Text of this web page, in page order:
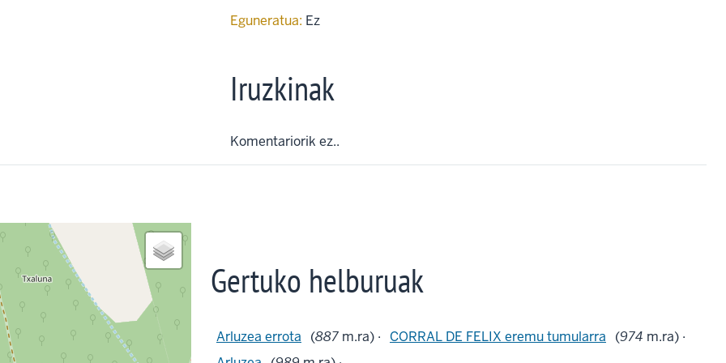
Eguneratua: Ez
Iruzkinak
Komentariorik ez..
Gertuko helburuak
Arluzea errota (887 m.ra) · CORRAL DE FELIX eremu tumularra (974 m.ra) ·